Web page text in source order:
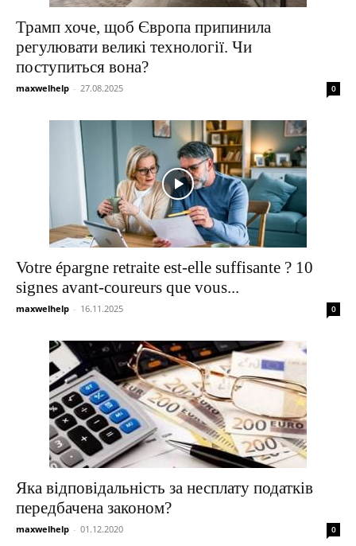
Трамп хоче, щоб Європа припинила
регулювати великі технології. Чи
поступиться вона?
maxwelhelp - 27.08.2025 0
Votre épargne retraite est-elle suffisante ? 10
signes avant-coureurs que vous...
maxwelhelp - 16.11.2025 0
Яка відповідальність за несплату податків
передбачена законом?
maxwelhelp - 01.12.2020 0